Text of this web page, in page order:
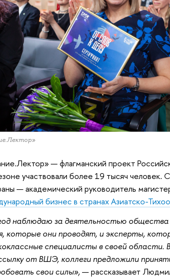
— флагманский проект
участвовали более 19 тысяч человек.
— академический руководитель
бизнес в странах Азиатско-
наблюдаю за деятельностью общества
которые они проводят, и эксперты,
специалисты в своей области.
от ВШЭ, коллеги предложили
свои силы»,— рассказывает